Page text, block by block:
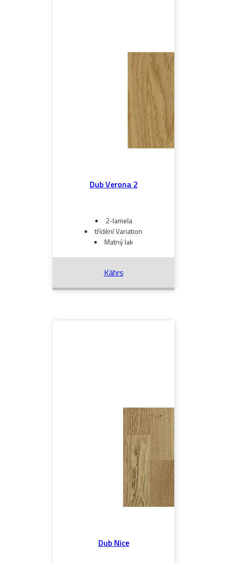
Dub Verona 2
2-lamela
třídění Variation
Matný lak
Kährs
Dub Nice